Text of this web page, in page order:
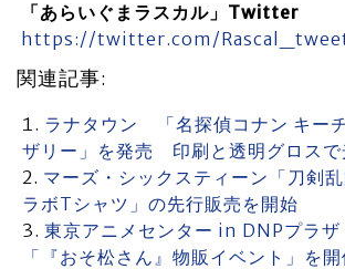
「あらいぐまラスカル」Twitter
https://twitter.com/
関連記事:
ラナタウン 「名探偵コナン キー
ザリー」を発売 印刷と透明グロスで
マーズ・シックスティーン「刀剣
ラボTシャツ」の先行販売を開始
東京アニメセンター in DNPプラ
「『おそ松さん』物販イベント」を開